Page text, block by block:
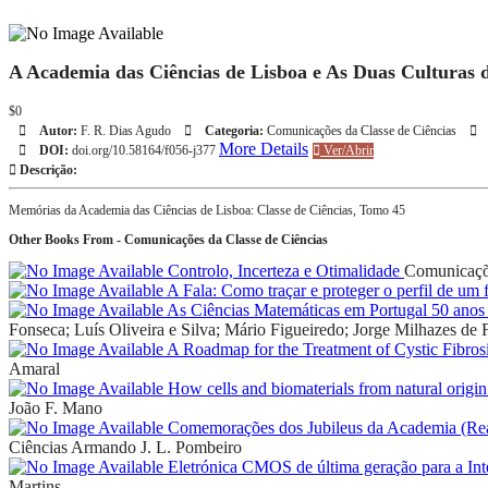
A Academia das Ciências de Lisboa e As Duas Culturas
$0
Autor: F. R. Dias Agudo Categoria: Comunicações da Classe de Ciências
DOI: doi.org/10.58164/f056-j377 More Details
Ver/Abrir
Descrição:
Memórias da Academia das Ciências de Lisboa: Classe de Ciências, Tomo 45
Other Books From - Comunicações da Classe de Ciências
Controlo, Incerteza e Otimalidade
A Fala: Como traçar e proteger o perfil de um
As Ciências Matemáticas em Portugal 50
Fonseca; Luís Oliveira e Silva; Mário Figueiredo; Jorge Milhazes de
A Roadmap for the Treatment of Cystic
Amaral
How cells and biomaterials from natural
João F. Mano
Comemorações dos Jubileus da Academia
Ciências Armando J. L. Pombeiro
Eletrónica CMOS de última geração para a